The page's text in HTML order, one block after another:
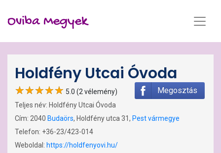
Oviba Megyek
Holdfény Utcai Óvoda
Megosztás
5.0 (2 vélemény)
Teljes név: Holdfény Utcai Óvoda
Cím: 2040 Budaörs, Holdfény utca 31, Pest vármegye
Telefon: +36-23/423-014
Weboldal: https://holdfenyovi.hu/